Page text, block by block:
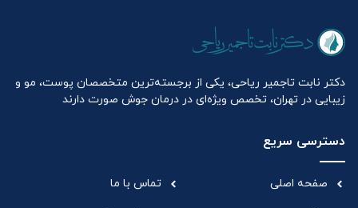
دکتر نابت تاجمیر ریاحی، یکی از برجسته‌ترین متخصصان پوست، مو و
زیبایی در تهران، تخصص ویژه‌ای در درمان جوش صورت دارند
دسترسی سریع
صفحه اصلی تماس با ما